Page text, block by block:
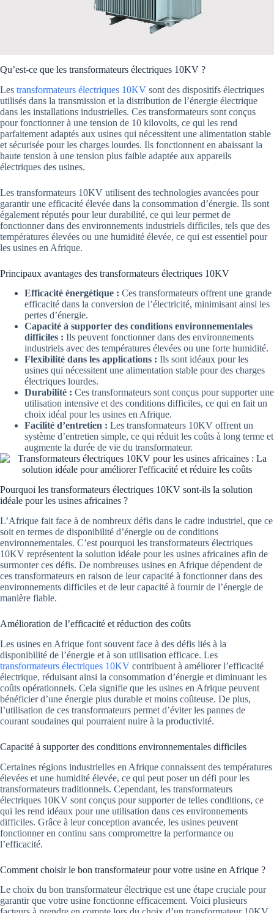
Qu’est-ce que les transformateurs électriques 10KV ?
Les transformateurs électriques 10KV sont des dispositifs électriques
utilisés dans la transmission et la distribution de l’énergie électrique
dans les installations industrielles. Ces transformateurs sont conçus
pour fonctionner à une tension de 10 kilovolts, ce qui les rend
parfaitement adaptés aux usines qui nécessitent une alimentation stable
et sécurisée pour les charges lourdes. Ils fonctionnent en abaissant la
haute tension à une tension plus faible adaptée aux appareils
électriques des usines.
Les transformateurs 10KV utilisent des technologies avancées pour
garantir une efficacité élevée dans la consommation d’énergie. Ils sont
également réputés pour leur durabilité, ce qui leur permet de
fonctionner dans des environnements industriels difficiles, tels que des
températures élevées ou une humidité élevée, ce qui est essentiel pour
les usines en Afrique.
Principaux avantages des transformateurs électriques 10KV
Efficacité énergétique : Ces transformateurs offrent une grande
efficacité dans la conversion de l’électricité, minimisant ainsi les
pertes d’énergie.
Capacité à supporter des conditions environnementales
difficiles : Ils peuvent fonctionner dans des environnements
industriels avec des températures élevées ou une forte humidité.
Flexibilité dans les applications : Ils sont idéaux pour les
usines qui nécessitent une alimentation stable pour des charges
électriques lourdes.
Durabilité : Ces transformateurs sont conçus pour supporter une
utilisation intensive et des conditions difficiles, ce qui en fait un
choix idéal pour les usines en Afrique.
Facilité d’entretien : Les transformateurs 10KV offrent un
système d’entretien simple, ce qui réduit les coûts à long terme et
augmente la durée de vie du transformateur.
Pourquoi les transformateurs électriques 10KV sont-ils la solution
idéale pour les usines africaines ?
L’Afrique fait face à de nombreux défis dans le cadre industriel, que ce
soit en termes de disponibilité d’énergie ou de conditions
environnementales. C’est pourquoi les transformateurs électriques
10KV représentent la solution idéale pour les usines africaines afin de
surmonter ces défis. De nombreuses usines en Afrique dépendent de
ces transformateurs en raison de leur capacité à fonctionner dans des
environnements difficiles et de leur capacité à fournir de l’énergie de
manière fiable.
Amélioration de l’efficacité et réduction des coûts
Les usines en Afrique font souvent face à des défis liés à la
disponibilité de l’énergie et à son utilisation efficace. Les
transformateurs électriques 10KV contribuent à améliorer l’efficacité
électrique, réduisant ainsi la consommation d’énergie et diminuant les
coûts opérationnels. Cela signifie que les usines en Afrique peuvent
bénéficier d’une énergie plus durable et moins coûteuse. De plus,
l’utilisation de ces transformateurs permet d’éviter les pannes de
courant soudaines qui pourraient nuire à la productivité.
Capacité à supporter des conditions environnementales difficiles
Certaines régions industrielles en Afrique connaissent des températures
élevées et une humidité élevée, ce qui peut poser un défi pour les
transformateurs traditionnels. Cependant, les transformateurs
électriques 10KV sont conçus pour supporter de telles conditions, ce
qui les rend idéaux pour une utilisation dans ces environnements
difficiles. Grâce à leur conception avancée, les usines peuvent
fonctionner en continu sans compromettre la performance ou
l’efficacité.
Comment choisir le bon transformateur pour votre usine en Afrique ?
Le choix du bon transformateur électrique est une étape cruciale pour
garantir que votre usine fonctionne efficacement. Voici plusieurs